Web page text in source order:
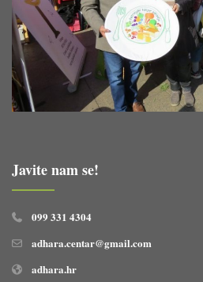
Javite nam se!
099 331 4304
adhara.centar@gmail.com
adhara.hr